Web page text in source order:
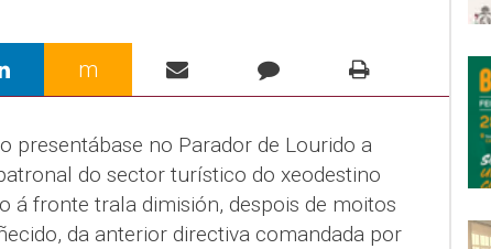
m
presentábase no Parador de Lourido a
do sector turístico do xeodestino
á fronte trala dimisión, despois de moitos
da anterior directiva comandada por